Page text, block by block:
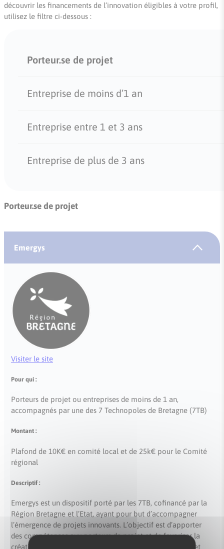
découvrir les financements de l’innovation éligibles à votre profil,
utilisez le filtre ci-dessous :
Porteur.se de projet
Entreprise de moins d’1 an
Entreprise entre 1 et 3 ans
Entreprise de plus de 3 ans
Porteur.se de projet
Emergys
Visiter le site
Pour qui :
Porteurs de projet ou entreprises de moins de 1 an,
accompagnés par une des 7 Technopoles de Bretagne (7TB)
Montant :
Plafond de 10K€ en comité local et de 25k€ pour le Comité
régional
Descriptif :
Emergys est un dispositif porté par les 7TB, cofinancé par la
Région Bretagne et l’Etat, ayant pour but d’accompagner
l’émergence de projets innovants. L’objectif est d’apporter
des compétences aux porteurs de projet et de favoriser la
création d’entreprises innovantes à forte valeur ajoutée et